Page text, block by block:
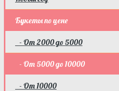
Букеты по цене
- От 2000 до 5000
- От 5000 до 10000
- От 10000